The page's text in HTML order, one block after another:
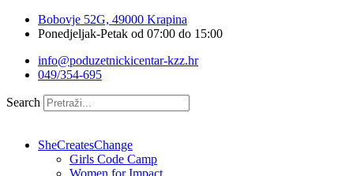
Bobovje 52G, 49000 Krapina
Ponedjeljak-Petak od 07:00 do 15:00
info@poduzetnickicentar-kzz.hr
049/354-695
Search
SheCreatesChange
Girls Code Camp
Women for Impact